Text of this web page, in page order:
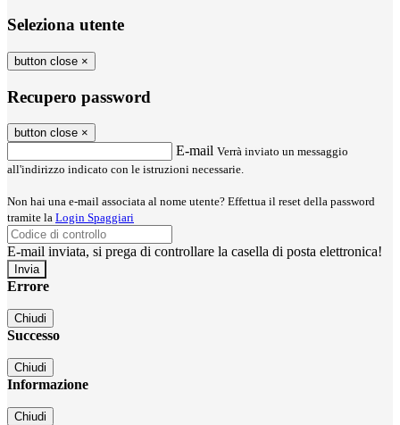
Seleziona utente
button close ×
Recupero password
button close ×
E-mail Verrà inviato un messaggio
all'indirizzo indicato con le istruzioni necessarie.
Non hai una e-mail associata al nome utente? Effettua il reset della password
tramite la Login Spaggiari
E-mail inviata, si prega di controllare la casella di posta elettronica!
Errore
Chiudi
Successo
Chiudi
Informazione
Chiudi